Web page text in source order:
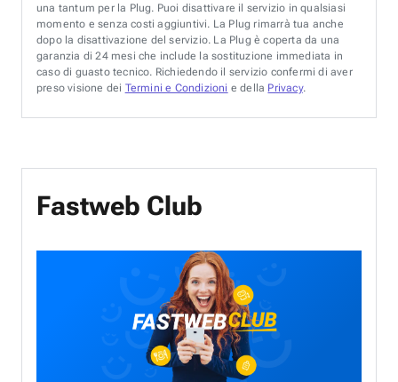
una tantum per la Plug. Puoi disattivare il servizio in qualsiasi
momento e senza costi aggiuntivi. La Plug rimarrà tua anche
dopo la disattivazione del servizio. La Plug è coperta da una
garanzia di 24 mesi che include la sostituzione immediata in
caso di guasto tecnico. Richiedendo il servizio confermi di aver
preso visione dei Termini e Condizioni e della Privacy.
Fastweb Club